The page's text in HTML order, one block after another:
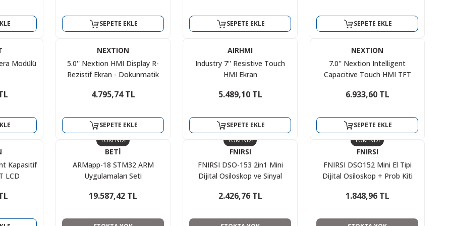
Kitabı
2Mhz 1 Kanal Analog Sinyal
Jeneratörü
7.222,50 TL
SEPETE EKLE
56.913,30 TL
SEPETE EKLE
Multimetre
12.711,60 TL
SEPETE EKLE
ITEAD
MAINBOARD
1.698,73 TL
2.426,76 TL
SEPETE EKLE
ITEAD
SHIELD
346,68 TL
693,36 TL
SEPETE EKLE
ITEAD
238,63 TL
340,90 TL
SEPETE EKLE
SEPETE EKLE SEPETE EKLE SEPETE EKLE
Modülü
NEXTION
5.0'' Nextion HMI Display R-
Rezistif Ekran - Dokunmatik
011R-Y
4.795,74 TL
SEPETE EKLE
AIRHMI
Industry 7'' Resistive Touch
HMI Ekran
5.489,10 TL
SEPETE EKLE
NEXTION
7.0'' Nextion Intelligent
Capacitive Touch HMI TFT
NX8048P070-011C-Y
6.933,60 TL
SEPETE EKLE
Kapasitif
LCD
TÜKENDİ
BETİ
ARMapp-18 STM32 ARM
Uygulamaları Seti
19.587,42 TL
TÜKENDİ
FNIRSI
FNIRSI DSO-153 2in1 Mini
Dijital Osiloskop ve Sinyal
2.426,76 TL
TÜKENDİ
FNIRSI
FNIRSI DSO152 Mini El Tipi
Dijital Osiloskop + Prob Kiti
1.848,96 TL